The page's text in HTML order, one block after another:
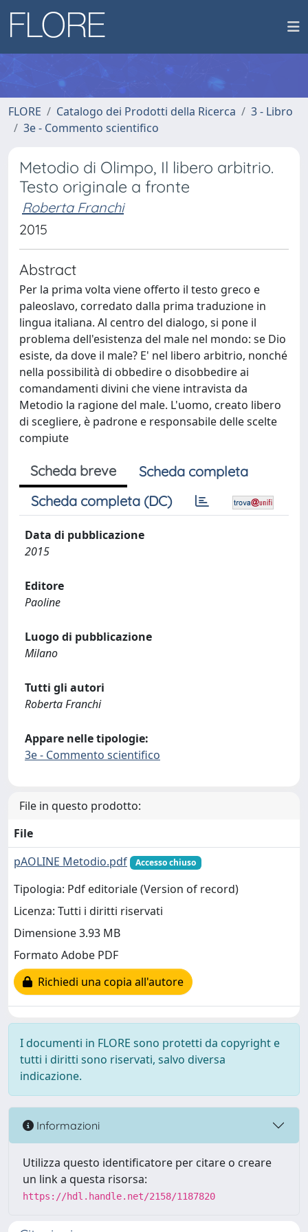
FLORE Catalogo dei Prodotti della Ricerca
3 - Libro
3e - Commento scientifico
Metodio di Olimpo, Il libero arbitrio.
Testo originale a fronte
Roberta Franchi
2015
Abstract
Per la prima volta viene offerto il testo greco e
paleoslavo, corredato dalla prima traduzione in
lingua italiana. Al centro del dialogo, si pone il
problema dell'esistenza del male nel mondo: se Dio
esiste, da dove il male? E' nel libero arbitrio, nonché
nella possibilità di obbedire o disobbedire ai
comandamenti divini che viene intravista da
Metodio la ragione del male. L'uomo, creato libero
di scegliere, è padrone e responsabile delle scelte
compiute
Scheda breve
Scheda completa
Scheda completa (DC)
Data di pubblicazione
2015
Editore
Paoline
Luogo di pubblicazione
Milano
Tutti gli autori
Roberta Franchi
Appare nelle tipologie:
3e - Commento scientifico
File in questo prodotto:
File
pAOLINE Metodio.pdf
Accesso chiuso
Tipologia: Pdf editoriale (Version of record)
Licenza: Tutti i diritti riservati
Dimensione 3.93 MB
Formato Adobe PDF
Richiedi una copia all'autore
I documenti in FLORE sono protetti da copyright e
tutti i diritti sono riservati, salvo diversa
indicazione.
Informazioni
Utilizza questo identificatore per citare o creare
un link a questa risorsa:
https://hdl.handle.net/2158/1187820